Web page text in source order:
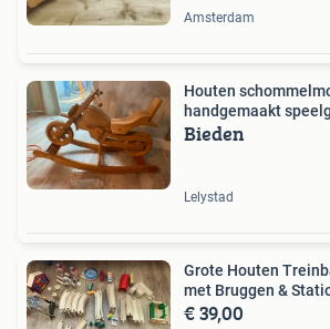
Amsterdam
Houten
handgemaakt
Bieden
Lelystad
Grote Houten
met Bruggen &
€ 39,00